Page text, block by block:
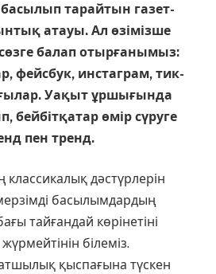
тарайтын газет-
атауы. Ал өзімізше
сөзге балап отырғанымыз:
фейсбук, инстаграм, тик-
Уақыт ұршығында
өмір сүруге
пен тренд.
дәстүрлерін
басылымдардың
тайғандай көрінетіні
білеміз.
қыспағына түскен